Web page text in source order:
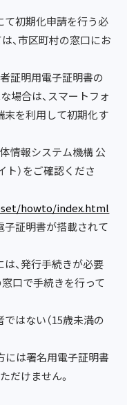
て初期化申請を行う必
、市区町村の窓口にお
証明用電子証明書の
場合は、スマートフォ
末を利用して初期化す
情報システム機構 公
）をご確認くださ
howto/index.html
証明書が搭載されて
、発行手続きが必要
口で手続きを行って
はない（15歳未満の
は署名用電子証明書
だけません。